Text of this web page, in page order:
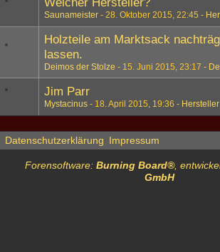
Saunameister 28. Oktober 2015, 22:45
Holzteile am Marktsack
lassen.
Deimos der Stolze 15. Juni 2015, 23:17
Jim Parr
Mystacinus 18. April 2015, 19:36 Hersteller
Datenschutzerklärung Impressum
Forensoftware: Burning Board®,
GmbH